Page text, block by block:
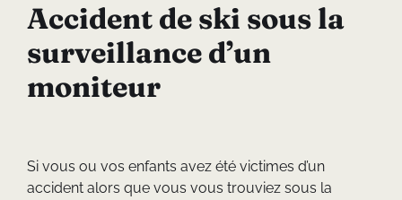
Accident de ski sous la
surveillance d’un
moniteur
Si vous ou vos enfants avez été victimes d’un
accident alors que vous vous trouviez sous la